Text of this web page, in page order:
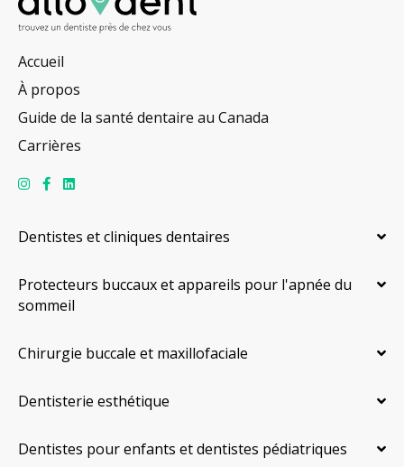
Accueil
À propos
Guide de la santé dentaire au Canada
Carrières
Dentistes et cliniques dentaires
Protecteurs buccaux et appareils pour l'apnée du
sommeil
Chirurgie buccale et maxillofaciale
Dentisterie esthétique
Dentistes pour enfants et dentistes pédiatriques